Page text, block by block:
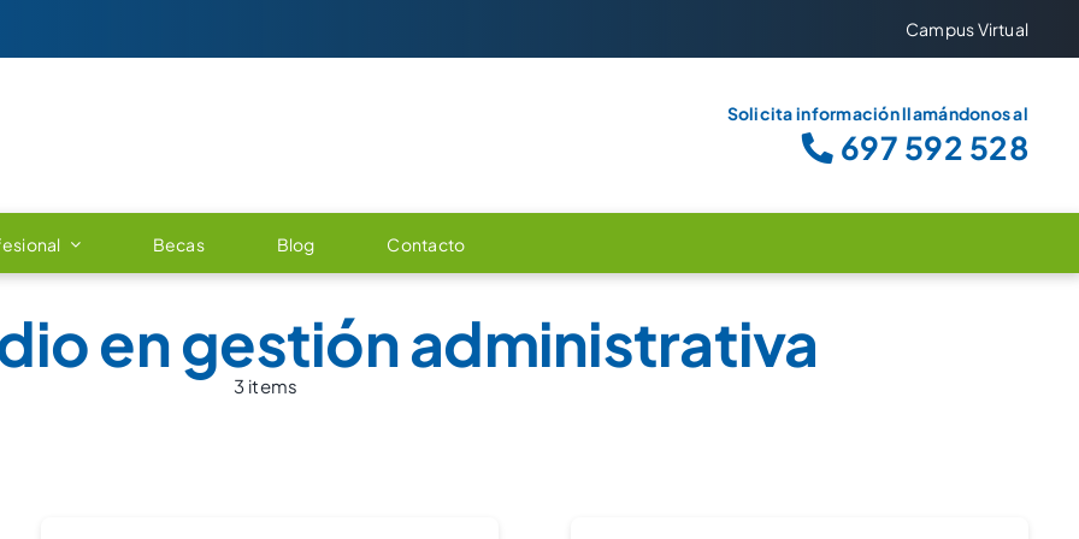
Campus Virtual
Solicita información llamándonos al
697 592 528
Becas Blog Contacto
en gestión administrativa
3 items